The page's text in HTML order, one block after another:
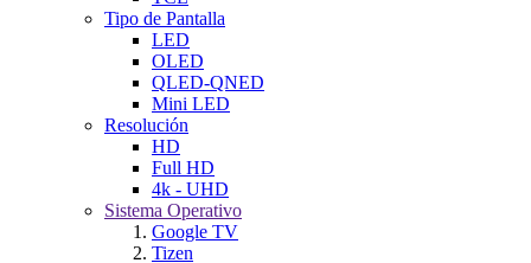
Tipo de Pantalla
LED
OLED
QLED-QNED
Mini LED
Resolución
HD
Full HD
4k - UHD
Sistema Operativo
Google TV
Tizen